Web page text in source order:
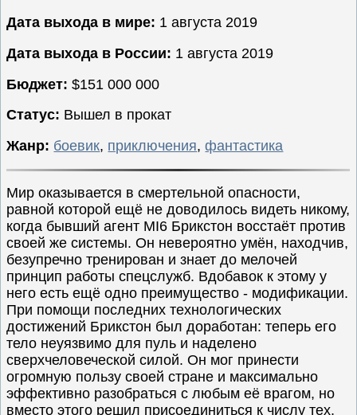
Фэнтези
Ожидаемые
кино
Дата выхода в мире: 1 августа 2019
Дата выхода в России: 1 августа 2019
Бюджет: $151 000 000
Статус: Вышел в прокат
Жанр: боевик, приключения,фантастика
Мир оказывается в смертельной опасности,
равной которой ещё не доводилось видеть никому,
когда бывший агент MI6 Брикстон восстаёт против
своей же системы. Он невероятно умён, находчив,
безупречно тренирован и знает до мелочей
принцип работы спецслужб. Вдобавок к этому у
него есть ещё одно преимущество - модификации.
При помощи последних технологических
достижений Брикстон был доработан: теперь его
тело неуязвимо для пуль и наделено
сверхчеловеческой силой. Он мог принести
огромную пользу своей стране и максимально
эффективно разобраться с любым её врагом, но
вместо этого решил присоединиться к числу тех,